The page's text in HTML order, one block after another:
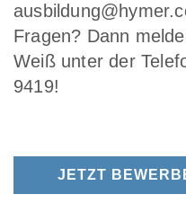
Fragen? Dann
Weiß unter der
9419!
JETZT